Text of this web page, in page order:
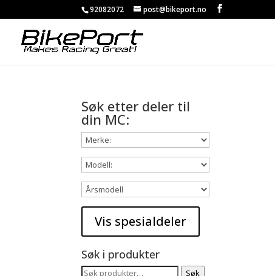
92082072 post@bikeport.no
Søk etter deler til
din MC:
Søk i produkter
Søk
Søk